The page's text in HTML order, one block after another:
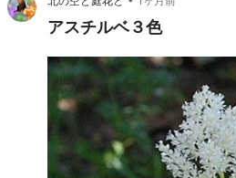
アスチルベ３色